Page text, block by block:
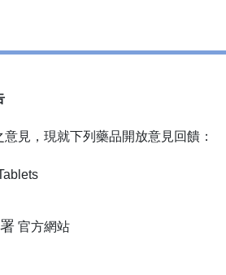
見，現就下列藥品開放意見回饋：
官方網站